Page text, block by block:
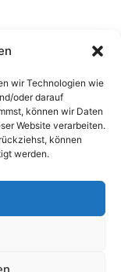
wir Technologien wie
oder darauf
können wir Daten
Website verarbeiten.
können
werden.